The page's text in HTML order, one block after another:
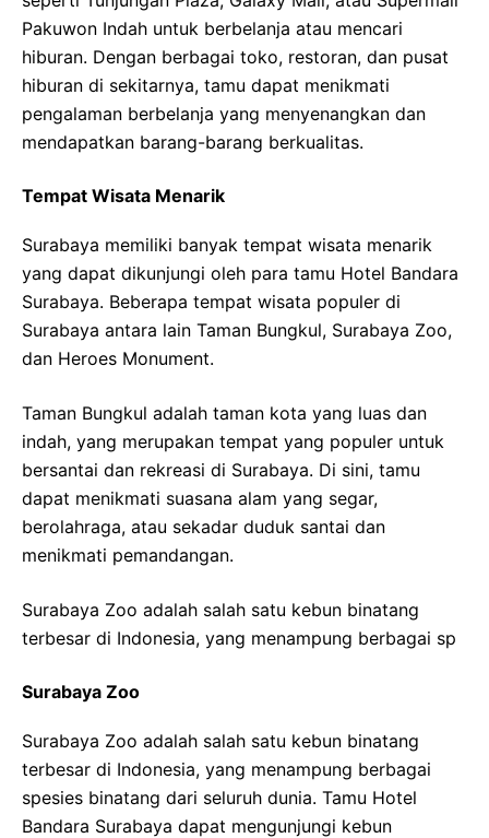
Pakuwon Indah untuk berbelanja atau mencari
hiburan. Dengan berbagai toko, restoran, dan pusat
hiburan di sekitarnya, tamu dapat menikmati
pengalaman berbelanja yang menyenangkan dan
mendapatkan barang-barang berkualitas.
Tempat Wisata Menarik
Surabaya memiliki banyak tempat wisata menarik
yang dapat dikunjungi oleh para tamu Hotel Bandara
Surabaya. Beberapa tempat wisata populer di
Surabaya antara lain Taman Bungkul, Surabaya Zoo,
dan Heroes Monument.
Taman Bungkul adalah taman kota yang luas dan
indah, yang merupakan tempat yang populer untuk
bersantai dan rekreasi di Surabaya. Di sini, tamu
dapat menikmati suasana alam yang segar,
berolahraga, atau sekadar duduk santai dan
menikmati pemandangan.
Surabaya Zoo adalah salah satu kebun binatang
terbesar di Indonesia, yang menampung berbagai sp
Surabaya Zoo
Surabaya Zoo adalah salah satu kebun binatang
terbesar di Indonesia, yang menampung berbagai
spesies binatang dari seluruh dunia. Tamu Hotel
Bandara Surabaya dapat mengunjungi kebun